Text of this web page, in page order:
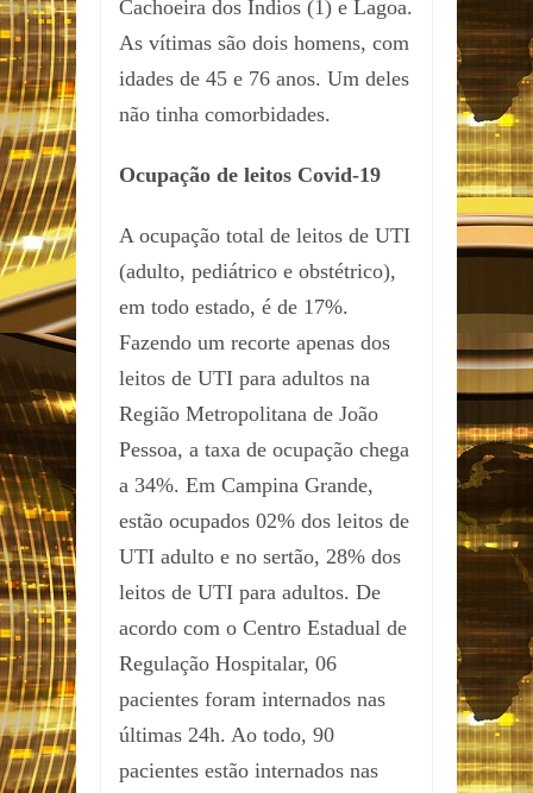
Cachoeira dos Índios (1) e Lagoa.
As vítimas são dois homens, com
idades de 45 e 76 anos. Um deles
não tinha comorbidades.
Ocupação de leitos Covid-19
A ocupação total de leitos de UTI
(adulto, pediátrico e obstétrico),
em todo estado, é de 17%.
Fazendo um recorte apenas dos
leitos de UTI para adultos na
Região Metropolitana de João
Pessoa, a taxa de ocupação chega
a 34%. Em Campina Grande,
estão ocupados 02% dos leitos de
UTI adulto e no sertão, 28% dos
leitos de UTI para adultos. De
acordo com o Centro Estadual de
Regulação Hospitalar, 06
pacientes foram internados nas
últimas 24h. Ao todo, 90
pacientes estão internados nas